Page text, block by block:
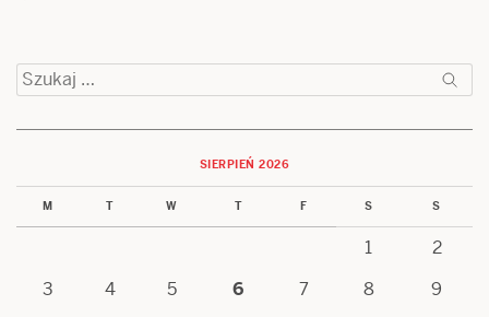
Szukaj:
SIERPIEŃ 2026
M T W T F S S
1
2
3
4 5 6 7 8
9